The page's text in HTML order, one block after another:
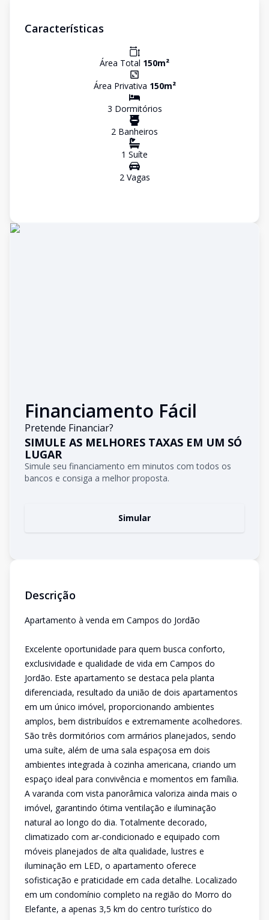
Características
Área Total 150m²
Área Privativa 150m²
3 Dormitórios
2 Banheiros
1 Suíte
2Vagas
Financiamento Fácil
Pretende Financiar?
SIMULE AS MELHORES TAXAS EM UM SÓ
LUGAR
Simule seu financiamento em minutos com todos os
bancos e consiga a melhor proposta.
Simular
Descrição
Apartamento à venda em Campos do Jordão
Excelente oportunidade para quem busca conforto,
exclusividade e qualidade de vida em Campos do
Jordão. Este apartamento se destaca pela planta
diferenciada, resultado da união de dois apartamentos
em um único imóvel, proporcionando ambientes
amplos, bem distribuídos e extremamente acolhedores.
São três dormitórios com armários planejados, sendo
uma suíte, além de uma sala espaçosa em dois
ambientes integrada à cozinha americana, criando um
espaço ideal para convivência e momentos em família.
A varanda com vista panorâmica valoriza ainda mais o
imóvel, garantindo ótima ventilação e iluminação
natural ao longo do dia. Totalmente decorado,
climatizado com ar-condicionado e equipado com
móveis planejados de alta qualidade, lustres e
iluminação em LED, o apartamento oferece
sofisticação e praticidade em cada detalhe. Localizado
em um condomínio completo na região do Morro do
Elefante, a apenas 3,5 km do centro turístico do